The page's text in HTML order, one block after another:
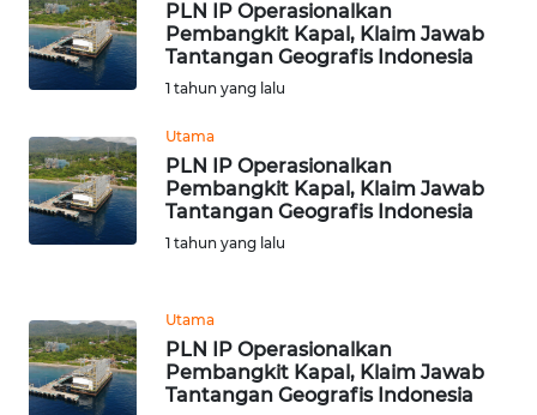
PLN IP Operasionalkan
Pembangkit Kapal, Klaim Jawab
Tantangan Geografis Indonesia
1 tahun yang lalu
Utama
PLN IP Operasionalkan
Pembangkit Kapal, Klaim Jawab
Tantangan Geografis Indonesia
1 tahun yang lalu
Utama
PLN IP Operasionalkan
Pembangkit Kapal, Klaim Jawab
Tantangan Geografis Indonesia
WN
JAKARTA
WN
WN
BANTEN
WN
KEPRI